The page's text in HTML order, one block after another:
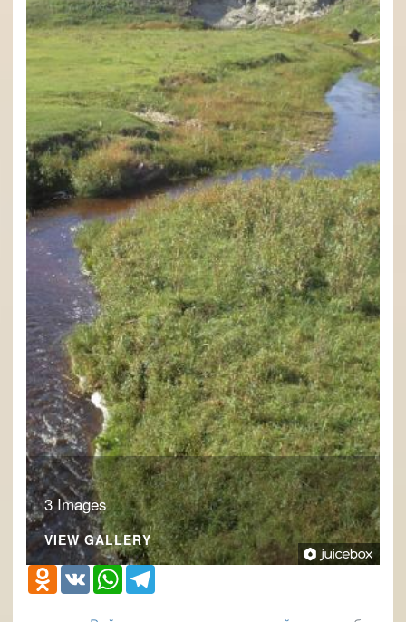
3 Images
VIEW GALLERY
Odnoklassniki
VK WhatsApp